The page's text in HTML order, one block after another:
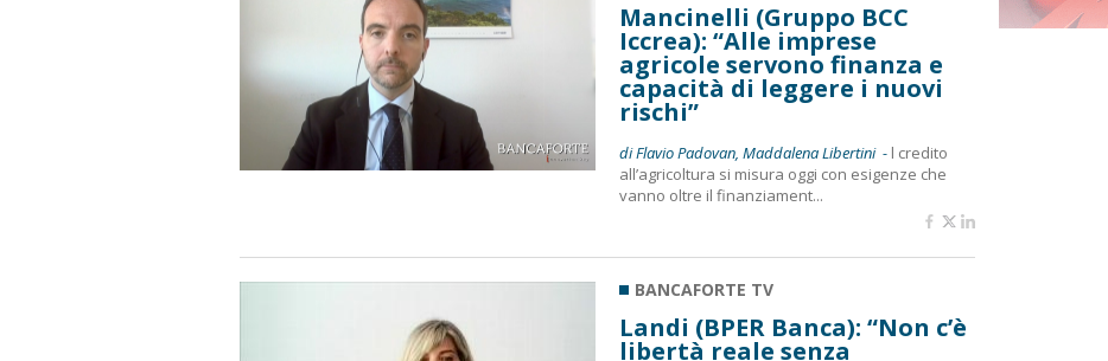
Mancinelli (Gruppo BCC
Iccrea): “Alle imprese
agricole servono finanza e
capacità di leggere i nuovi
rischi”
di Flavio Padovan, Maddalena Libertini - l credito
all’agricoltura si misura oggi con esigenze che
vanno oltre il finanziament...
BANCAFORTE TV
Landi (BPER Banca): “Non c’è
libertà reale senza